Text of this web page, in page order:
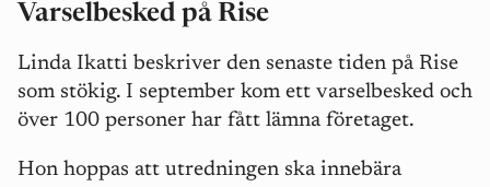
Varselbesked på Rise
Linda Ikatti beskriver den senaste tiden på Rise
som stökig. I september kom ett varselbesked och
över 100 personer har fått lämna företaget.
Hon hoppas att utredningen ska innebära